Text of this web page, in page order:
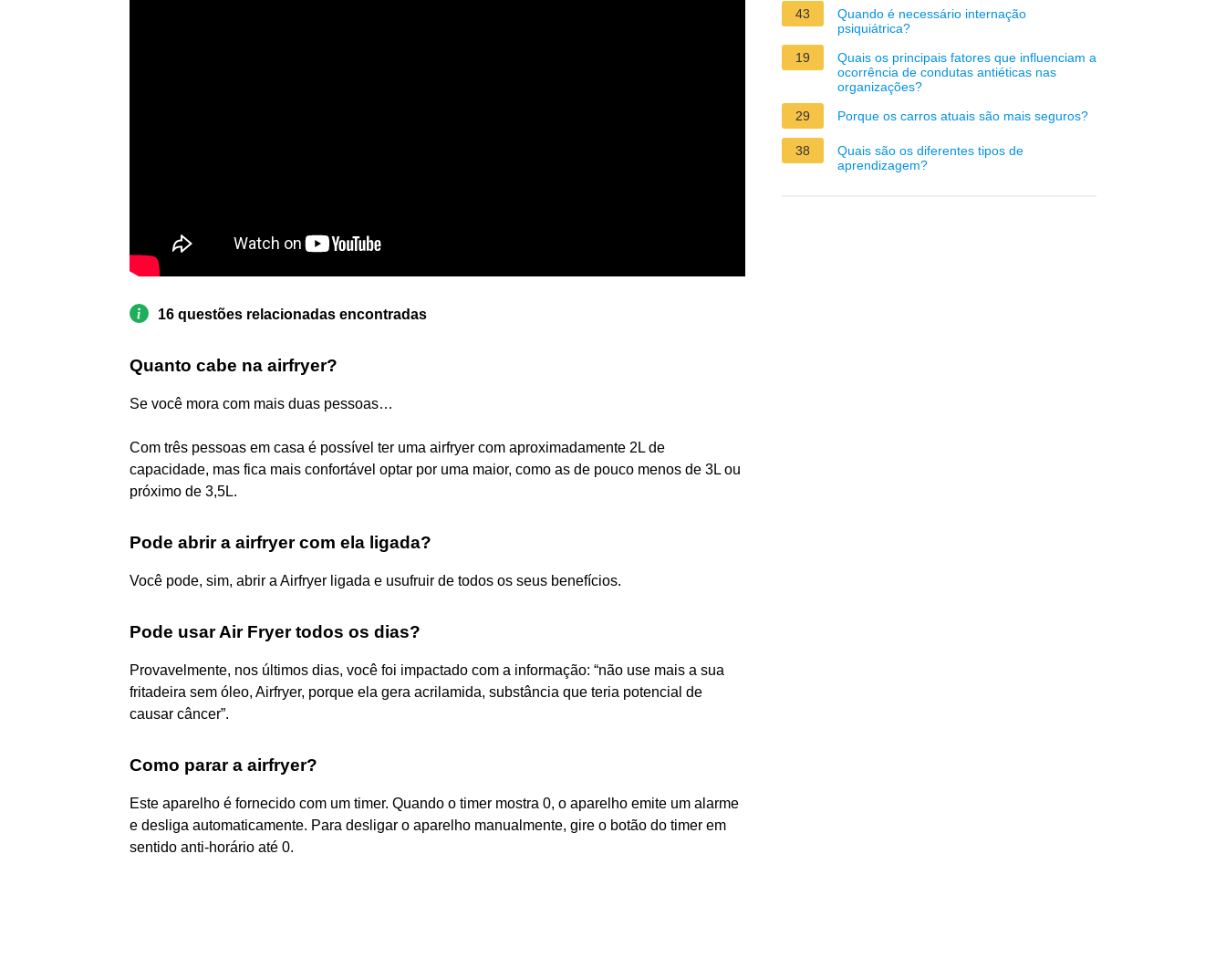
16 questões relacionadas encontradas
Quanto cabe na airfryer?
Se você mora com mais duas pessoas…
Com três pessoas em casa é possível ter uma airfryer com aproximadamente 2L de
capacidade, mas fica mais confortável optar por uma maior, como as de pouco menos de 3L ou
próximo de 3,5L.
Pode abrir a airfryer com ela ligada?
Você pode, sim, abrir a Airfryer ligada e usufruir de todos os seus benefícios.
Pode usar Air Fryer todos os dias?
Provavelmente, nos últimos dias, você foi impactado com a informação: “não use mais a sua
fritadeira sem óleo, Airfryer, porque ela gera acrilamida, substância que teria potencial de
causar câncer”.
Como parar a airfryer?
Este aparelho é fornecido com um timer. Quando o timer mostra 0, o aparelho emite um alarme
e desliga automaticamente. Para desligar o aparelho manualmente, gire o botão do timer em
sentido anti-horário até 0.
43
Quando é necessário internação
psiquiátrica?
19
Quais os principais fatores que influenciam a
ocorrência de condutas antiéticas nas
organizações?
29
Porque os carros atuais são mais seguros?
38
Quais são os diferentes tipos de
aprendizagem?